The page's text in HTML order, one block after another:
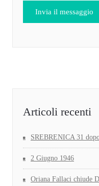
Articoli recenti
SREBRENICA 31
2 Giugno 1946
Oriana Fallaci chiude